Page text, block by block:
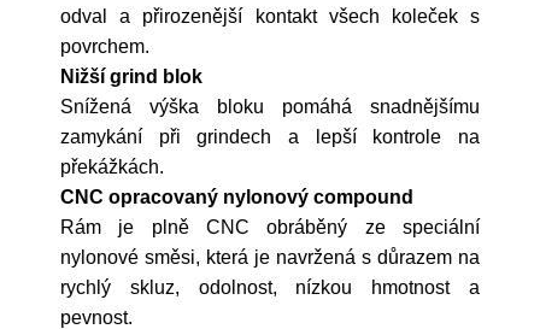
odval a přirozenější kontakt všech koleček s
povrchem.
Nižší grind blok
Snížená výška bloku pomáhá snadnějšímu
zamykání při grindech a lepší kontrole na
překážkách.
CNC opracovaný nylonový compound
Rám je plně CNC obráběný ze speciální
nylonové směsi, která je navržená s důrazem na
rychlý skluz, odolnost, nízkou hmotnost a
pevnost.